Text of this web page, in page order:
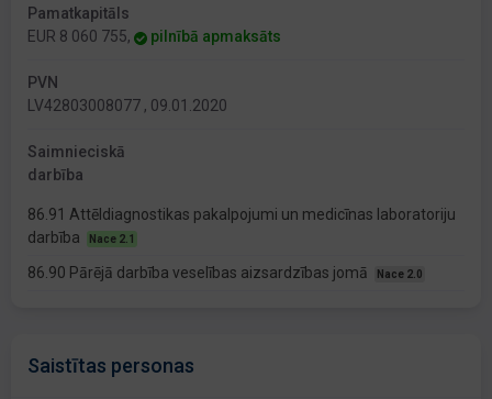
Pamatkapitāls
EUR 8 060 755,
pilnībā apmaksāts
PVN
LV42803008077 , 09.01.2020
Saimnieciskā
darbība
86.91 Attēldiagnostikas pakalpojumi un medicīnas laboratoriju
darbība
Nace 2.1
86.90 Pārējā darbība veselības aizsardzības jomā Nace 2.0
Saistītas personas